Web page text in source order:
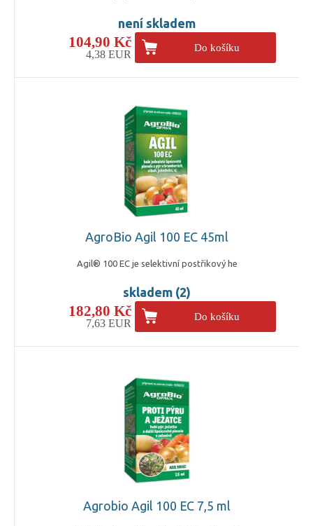
není skladem
104,90 Kč
4,38 EUR
Do košíku
AgroBio Agil 100 EC 45ml
Agil® 100 EC je selektivní postřikový he
skladem (2)
182,80 Kč
7,63 EUR
Do košíku
Agrobio Agil 100 EC 7,5 ml